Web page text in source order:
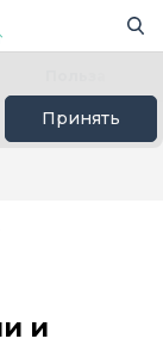
Принять
и